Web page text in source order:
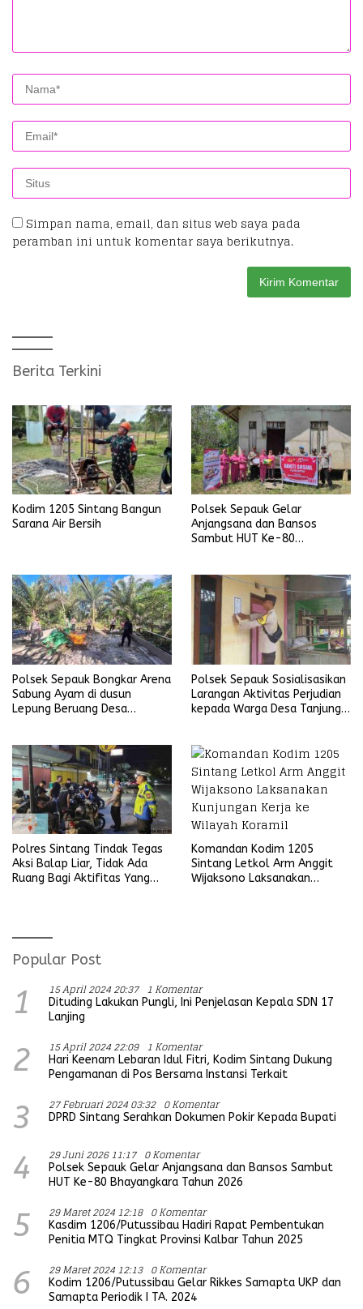
Simpan nama, email, dan situs web saya pada
peramban ini untuk komentar saya berikutnya.
Berita Terkini
Kodim 1205 Sintang Bangun
Sarana Air Bersih
Polsek Sepauk Gelar
Anjangsana dan Bansos
Sambut HUT Ke-80
Polsek Sepauk Bongkar Arena
Sabung Ayam di dusun
Lepung Beruang Desa
Polsek Sepauk Sosialisasikan
Larangan Aktivitas Perjudian
kepada Warga Desa Tanjung
Polres Sintang Tindak Tegas
Aksi Balap Liar, Tidak Ada
Ruang Bagi Aktifitas Yang
Komandan Kodim 1205
Sintang Letkol Arm Anggit
Wijaksono Laksanakan
Popular Post
1 15 April 2024 20:37 1 Komentar
Dituding Lakukan Pungli, Ini Penjelasan Kepala SDN 17
Lanjing
2 15 April 2024 22:09 1 Komentar
Hari Keenam Lebaran Idul Fitri, Kodim Sintang Dukung
Pengamanan di Pos Bersama Instansi Terkait
3 27 Februari 2024 03:32 0 Komentar
DPRD Sintang Serahkan Dokumen Pokir Kepada Bupati
4 29 Juni 2026 11:17 0 Komentar
Polsek Sepauk Gelar Anjangsana dan Bansos Sambut
HUT Ke-80 Bhayangkara Tahun 2026
5 29 Maret 2024 12:18 0 Komentar
Kasdim 1206/Putussibau Hadiri Rapat Pembentukan
Penitia MTQ Tingkat Provinsi Kalbar Tahun 2025
6 29 Maret 2024 12:13 0 Komentar
Kodim 1206/Putussibau Gelar Rikkes Samapta UKP dan
Samapta Periodik I TA. 2024